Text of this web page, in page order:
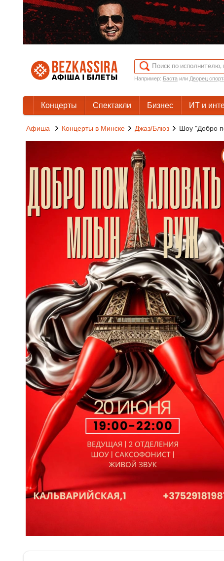
Например: Бастаили Дворец
Концерты Спектакли Бизнес ИТ и
Афиша Концерты в Минске Джаз/Блюз Шоу "Добро